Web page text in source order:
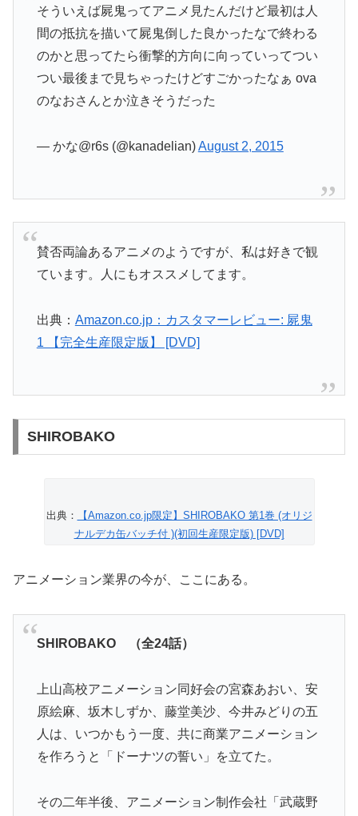
そういえば屍鬼ってアニメ見たんだけど最初は人
間の抵抗を描いて屍鬼倒した良かったなで終わる
のかと思ってたら衝撃的方向に向っていってつい
つい最後まで見ちゃったけどすごかったなぁ ova
のなおさんとか泣きそうだった
— かな@r6s (@kanadelian)August 2, 2015
賛否両論あるアニメのようですが、私は好きで観
ています。人にもオススメしてます。
出典： Amazon.co.jp：カスタマーレビュー: 屍鬼
1 【完全生産限定版】 [DVD]
SHIROBAKO
出典：
【Amazon.co.jp限定】SHIROBAKO 第1巻 (オリジ
ナルデカ缶バッチ付 )(初回生産限定版) [DVD]
アニメーション業界の今が、ここにある。
SHIROBAKO （全24話）
上山高校アニメーション同好会の宮森あおい、安
原絵麻、坂木しずか、藤堂美沙、今井みどりの五
人は、いつかもう一度、共に商業アニメーション
を作ろうと「ドーナツの誓い」を立てた。
その二年半後、アニメーション制作会社「武蔵野